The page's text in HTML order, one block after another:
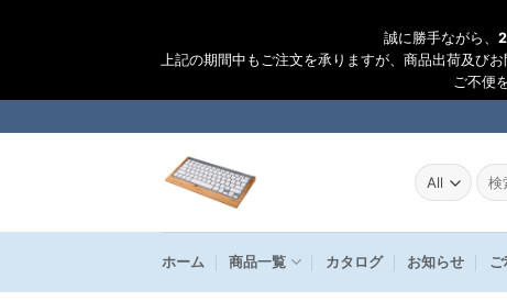
誠に勝手ながら、
上記の期間中もご注文を承りますが、商品出荷及び
ご不便
to
検
索
果:
ホーム 商品一覧 カタログ お知らせ ご